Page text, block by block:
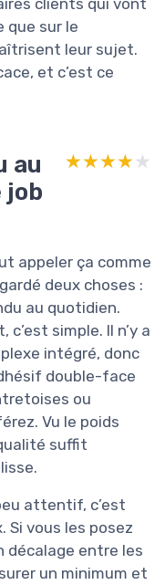
que sur le
leur sujet.
et c’est ce
au
job
★★★★★
★★★★★
appeler ça comme
deux choses :
au quotidien.
simple. Il n’y a
intégré, donc
double-face
ou
Vu le poids
suffit
attentif, c’est
Si vous les posez
décalage entre les
un minimum et